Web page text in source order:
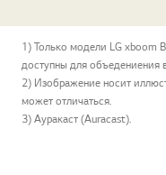
1) Только модели LG xboom
доступны для объедениения
2) Изображение носит
может отличаться.
3) Ауракаст (Auracast).